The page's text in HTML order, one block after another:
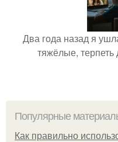
Два года назад я
тяжёлые,
Популярные
Как правильно